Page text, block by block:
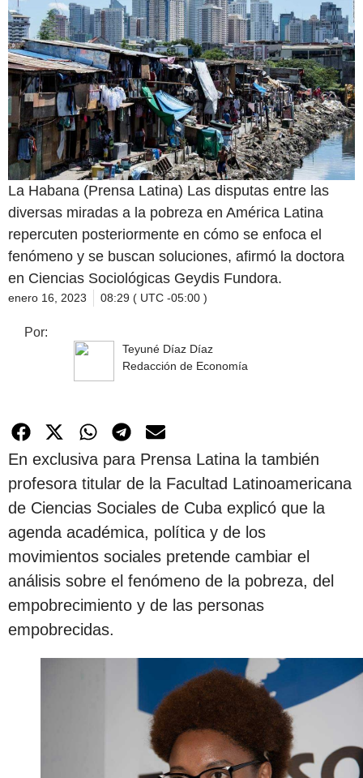
La Habana (Prensa Latina) Las disputas entre las
diversas miradas a la pobreza en América Latina
repercuten posteriormente en cómo se enfoca el
fenómeno y se buscan soluciones, afirmó la doctora
en Ciencias Sociológicas Geydis Fundora.
enero 16, 2023 08:29 ( UTC -05:00 )
Por:
Teyuné Díaz Díaz
Redacción de Economía
En exclusiva para Prensa Latina la también
profesora titular de la Facultad Latinoamericana
de Ciencias Sociales de Cuba explicó que la
agenda académica, política y de los
movimientos sociales pretende cambiar el
análisis sobre el fenómeno de la pobreza, del
empobrecimiento y de las personas
empobrecidas.